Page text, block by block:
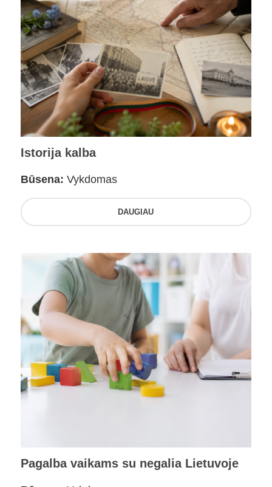
Istorija kalba
Būsena: Vykdomas
DAUGIAU
Pagalba vaikams su negalia Lietuvoje